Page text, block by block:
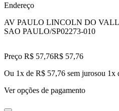
Endereço
AV PAULO LINCOLN DO
SAO PAULO/SP02273-010
Preço R$ 57,76R$ 57,76
Ou 1x de R$ 57,76 sem jurosou 1x
Ver opções de pagamento